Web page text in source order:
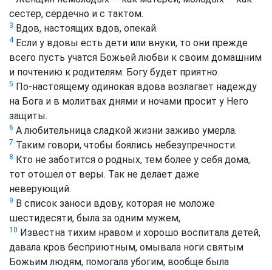
сестер, сердечно и с тактом.
3 Вдов, настоящих вдов, опекай.
4Если у вдовы есть дети или внуки, то они прежде
всего пусть учатся Божьей любви к своим домашним
и почтению к родителям. Богу будет приятно.
5 По-настоящему одинокая вдова возлагает надежду
на Бога и в молитвах днями и ночами просит у Него
защиты.
6 А любительница сладкой жизни заживо умерла.
7 Таким говори, чтобы боялись небезупречности.
8 Кто не заботится о родных, тем более у себя дома,
тот отошел от веры. Так не делает даже
неверующий.
9 В список заноси вдову, которая не моложе
шестидесяти, была за одним мужем,
10 Известна тихим нравом и хорошо воспитала детей,
давала кров бесприютным, омывала ноги святым
Божьим людям, помогала убогим, вообще была